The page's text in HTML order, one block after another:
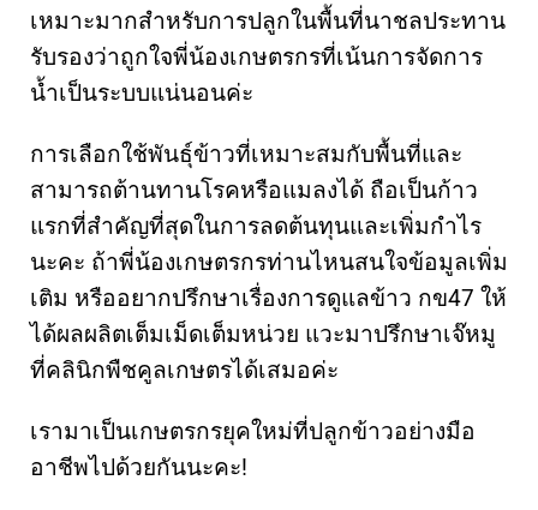
เหมาะมากสำหรับการปลูกในพื้นที่นาชลประทาน
รับรองว่าถูกใจพี่น้องเกษตรกรที่เน้นการจัดการ
น้ำเป็นระบบแน่นอนค่ะ
การเลือกใช้พันธุ์ข้าวที่เหมาะสมกับพื้นที่และ
สามารถต้านทานโรคหรือแมลงได้ ถือเป็นก้าว
แรกที่สำคัญที่สุดในการลดต้นทุนและเพิ่มกำไร
นะคะ ถ้าพี่น้องเกษตรกรท่านไหนสนใจข้อมูลเพิ่ม
เติม หรืออยากปรึกษาเรื่องการดูแลข้าว กข47 ให้
ได้ผลผลิตเต็มเม็ดเต็มหน่วย แวะมาปรึกษาเจ๊หมู
ที่คลินิกพืชคูลเกษตรได้เสมอค่ะ
เรามาเป็นเกษตรกรยุคใหม่ที่ปลูกข้าวอย่างมือ
อาชีพไปด้วยกันนะคะ!